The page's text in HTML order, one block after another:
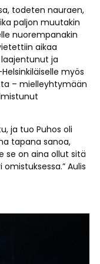
todeten nauraen,
paljon muutakin
nuorempanakin
aikaa
laajentunut ja
myös
– mielleyhtymään
ja tuo Puhos oli
tapana sanoa,
se on aina ollut sitä
Aulis